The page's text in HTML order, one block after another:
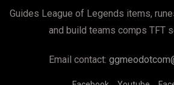
Guides League of Legends items,
and build teams comps TFT
Email contact: